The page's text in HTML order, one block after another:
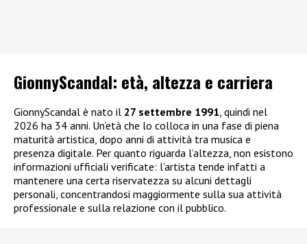
GionnyScandal: età, altezza e carriera
GionnyScandal è nato il 27 settembre 1991 , quindi nel
2026 ha 34 anni. Un’età che lo colloca in una fase di piena
maturità artistica, dopo anni di attività tra musica e
presenza digitale. Per quanto riguarda l’altezza, non esistono
informazioni ufficiali verificate: l’artista tende infatti a
mantenere una certa riservatezza su alcuni dettagli
personali, concentrandosi maggiormente sulla sua attività
professionale e sulla relazione con il pubblico.